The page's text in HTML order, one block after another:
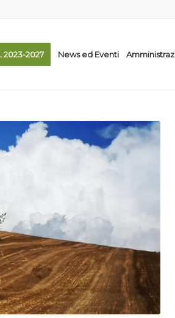
2023-2027 News ed Eventi